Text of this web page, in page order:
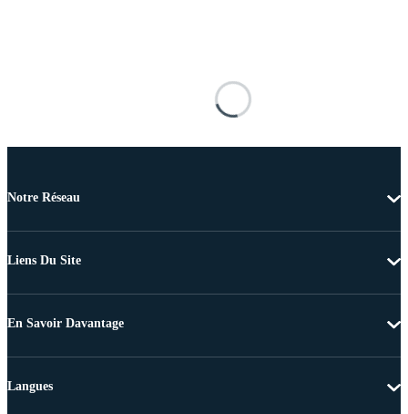
Notre Réseau
Liens Du Site
En Savoir Davantage
Langues